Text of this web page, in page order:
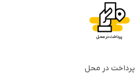
پرداخت در محل